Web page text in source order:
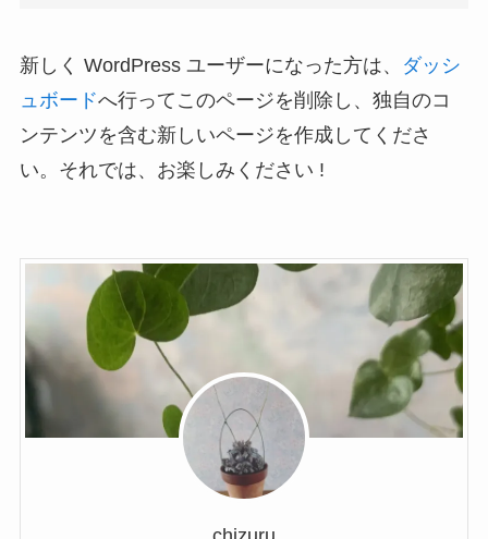
新しく WordPress ユーザーになった方は、
ダッシ
ュボードへ行ってこのページを削除し、独自のコ
ンテンツを含む新しいページを作成してくださ
い。それでは、お楽しみください !